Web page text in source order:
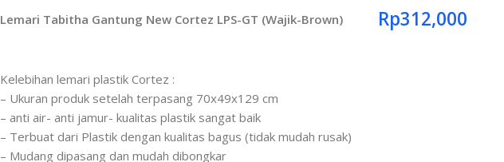
Lemari Tabitha Gantung New Cortez LPS-GT (Wajik-Brown)
Rp312,000
Kelebihan lemari plastik Cortez :
– Ukuran produk setelah terpasang 70x49x129 cm
– anti air- anti jamur- kualitas plastik sangat baik
– Terbuat dari Plastik dengan kualitas bagus (tidak mudah rusak)
– Mudang dipasang dan mudah dibongkar